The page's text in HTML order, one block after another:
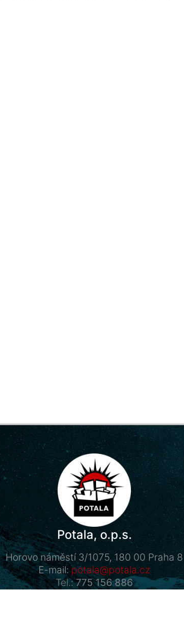
Potala, o.p.s.
Horovo náměstí 3/1075, 180 00 Praha 8
E-mail: potala@potala.cz
Tel.:775 156 886